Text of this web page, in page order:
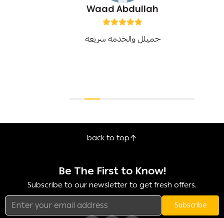
Waad Abdullah
جميلل والخدمه سريعه
back to top
Be The First to Know!
Subscribe to our newsletter to get fresh offers.
Subscribe